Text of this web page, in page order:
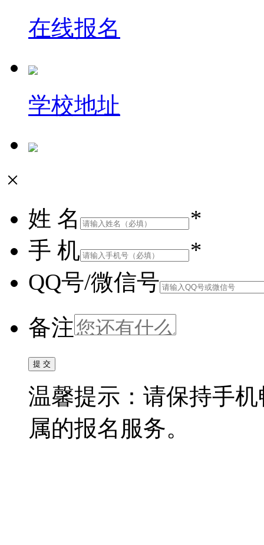
在线报名
学校地址
×
姓 名
*
手 机
*
QQ号/微信号
备注
温馨提示：请保持手
属的报名服务。